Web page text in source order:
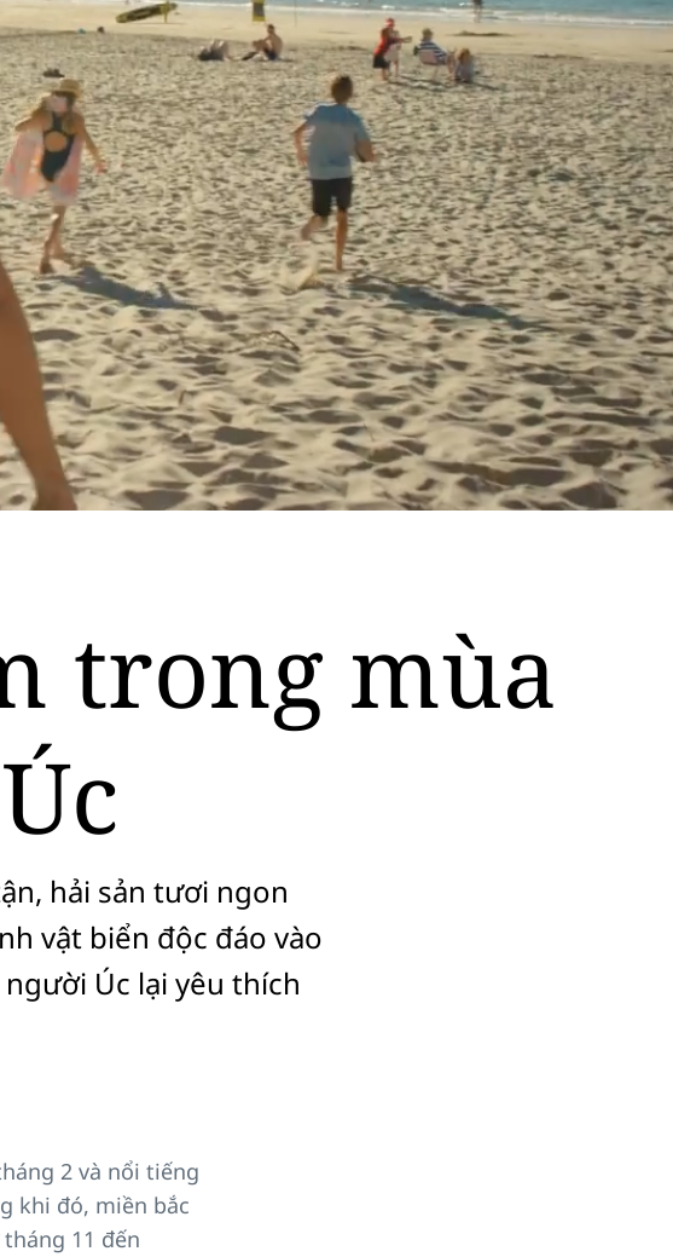
trong mùa
hải sản tươi ngon
vật biển độc đáo vào
Úc lại yêu thích
2 và nổi tiếng
khi đó, miền bắc
11 đến